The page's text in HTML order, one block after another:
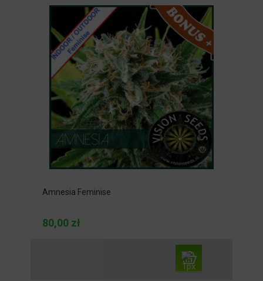
Amnesia Feminise
80,00 zł